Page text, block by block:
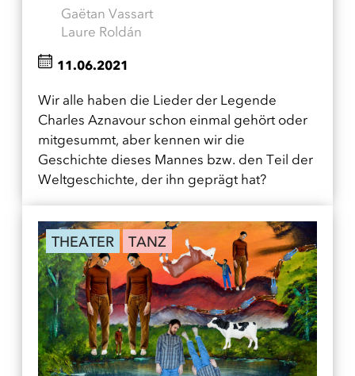
Gaëtan Vassart
Laure Roldán
Wir alle haben die Lieder der Legende
Charles Aznavour schon einmal gehört oder
mitgesummt, aber kennen wir die
Geschichte dieses Mannes bzw. den Teil der
Weltgeschichte, der ihn geprägt hat?
11.06.2021
THEATER TANZ